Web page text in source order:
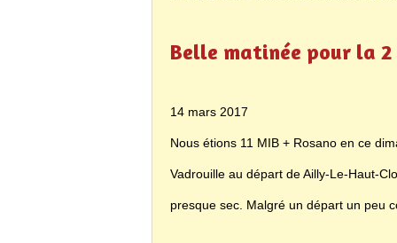
Belle matinée pour la 2
14 mars 2017
Nous étions 11 MIB + Rosano en ce
Vadrouille au départ de Ailly-Le-Haut-
presque sec. Malgré un départ un peu